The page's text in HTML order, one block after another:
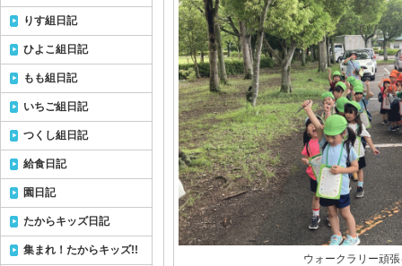
ウォークラリー頑
りす組日記
ひよこ組日記
もも組日記
いちご組日記
つくし組日記
給食日記
園日記
たからキッズ日記
集まれ！たからキッズ!!